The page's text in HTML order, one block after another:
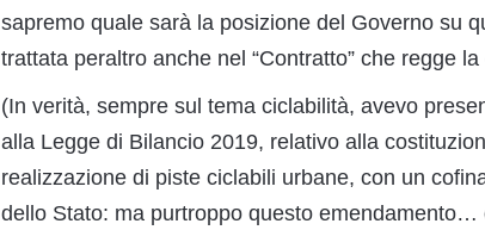
sapremo quale sarà la posizione del Governo su
trattata peraltro anche nel “Contratto” che regge
(In verità, sempre sul tema ciclabilità, avevo
alla Legge di Bilancio 2019, relativo alla
realizzazione di piste ciclabili urbane, con un
dello Stato: ma purtroppo questo emendamento…